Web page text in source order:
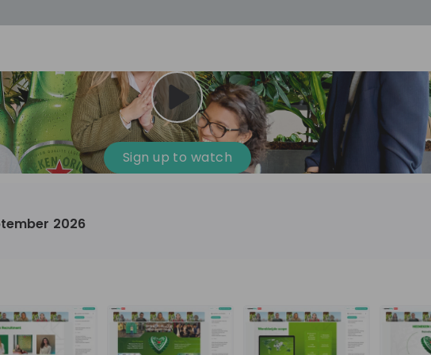
Company culture Day in the life Events
Program
passionate
and creating lasting
Explorers
+ 13
ideas to real impact? Luca leads IT demand
and delivery at Sunrise, reporting directly to the
CIO. His current mission: bringing AI into every
EN Information technology
Sign up to watch
2026